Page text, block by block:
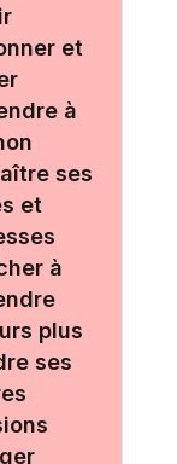
et
à
ses
et
à
plus
ses